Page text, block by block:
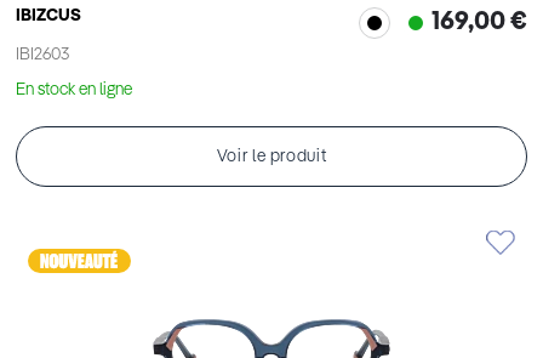
IBIZCUS
IBI2603
169,00 €
En stock en ligne
Voir le produit